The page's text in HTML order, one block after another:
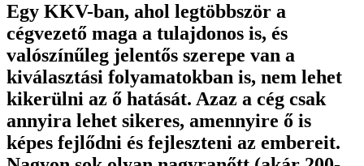
Egy KKV-ban, ahol legtöbbször a
cégvezető maga a tulajdonos is, és
valószínűleg jelentős szerepe van a
kiválasztási folyamatokban is, nem lehet
kikerülni az ő hatását. Azaz a cég csak
annyira lehet sikeres, amennyire ő is
képes fejlődni és fejleszteni az embereit.